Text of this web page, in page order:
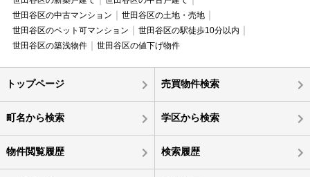
世田谷区の中古マンション
世田谷区の土地・売地
世田谷区のペット可マンション
世田谷区の駅徒歩10分以内
世田谷区の築浅物件
世田谷区の値下げ物件
トップページ 売買物件検索
町名から検索 学区から検索
物件閲覧履歴 検索履歴